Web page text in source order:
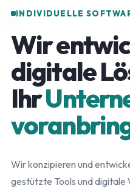
INDIVIDUELLE
Wir
digitale
Ihr
Wir konzipieren und
gestützte Tools und digitale